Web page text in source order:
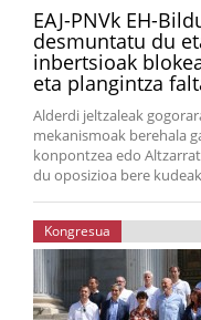
EAJ-PNVk EH-
desmuntatu du
inbertsioak
eta plangintza
Alderdi jeltzaleak
mekanismoak berehala
konpontzea edo
du oposizioa bere
Kongresua